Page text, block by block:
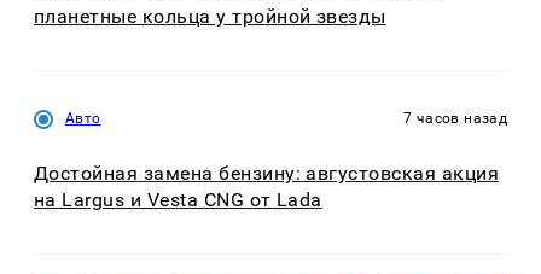
планетные кольца у тройной звезды
Авто 7 часов назад
Достойная замена бензину: августовская акция
на Largus и Vesta CNG от Lada